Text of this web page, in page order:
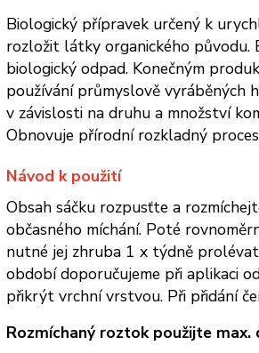
Biologický přípravek určený k
rozložit látky organického původu.
biologický odpad. Konečným
používání průmyslově vyráběných
v závislosti na druhu a množství
Obnovuje přírodní rozkladný
Návod k použití
Obsah sáčku rozpusťte a
občasného míchání. Poté
nutné jej zhruba 1 x týdně
období doporučujeme při aplikaci
přikrýt vrchní vrstvou. Při přidání
Rozmíchaný roztok použijte